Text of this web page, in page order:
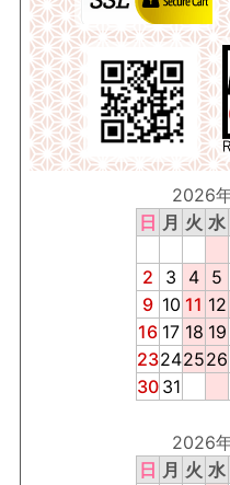
2026
日 月 火 水
2
3 4 5
9 10 11 12
16 17 18 19
23242526
30 31
2026
日 月 火 水